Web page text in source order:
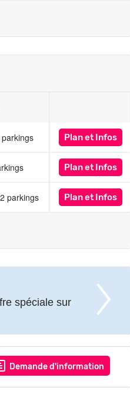
Planet Infos
Planet Infos
parkings Planet Infos
spéciale sur
Demande d'information